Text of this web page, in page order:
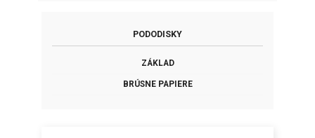
PODODISKY
ZÁKLAD
BRÚSNE PAPIERE